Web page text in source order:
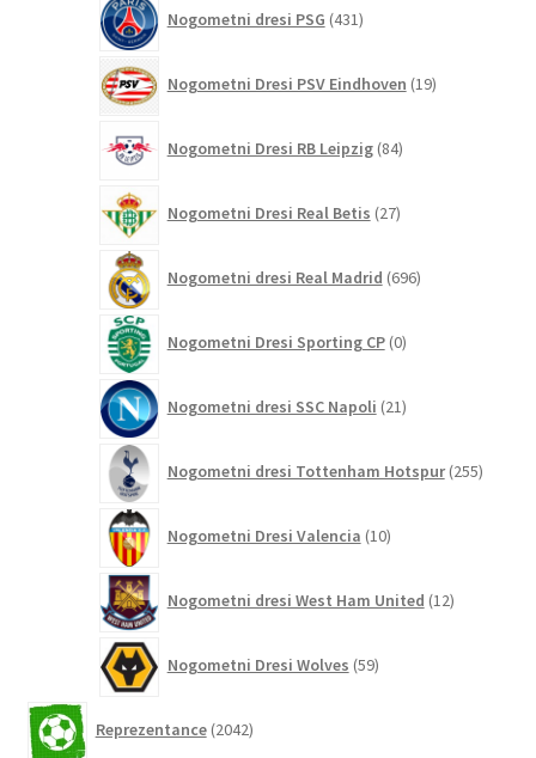
Nogometni dresi PSG 431izdelkov
Nogometni Dresi PSV Eindhoven 19izdelkov
Nogometni Dresi RB Leipzig 84izdelkov
Nogometni Dresi Real Betis 27izdelkov
Nogometni dresi Real Madrid 696izdelkov
Nogometni Dresi Sporting CP 0izdelkov
Nogometni dresi SSC Napoli 21izdelkov
Nogometni dresi Tottenham Hotspur 255
Nogometni Dresi Valencia 10izdelkov
Nogometni dresi West Ham United 12izdelkov
Nogometni Dresi Wolves 59izdelkov
Reprezentance 2042izdelkov